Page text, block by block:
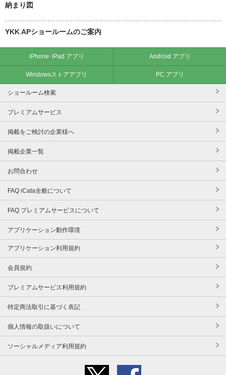
納まり図
YKK APショールームのご案内
iPhone･iPad アプリ Android アプリ
Windowsストアアプリ PC アプリ
ショールーム検索
プレミアムサービス
掲載をご検討の企業様へ
掲載企業一覧
お問合わせ
FAQ iCata全般について
FAQ プレミアムサービスについて
アプリケーション動作環境
アプリケーション利用規約
会員規約
プレミアムサービス利用規約
特定商法取引に基づく表記
個人情報の取扱いについて
ソーシャルメディア利用規約